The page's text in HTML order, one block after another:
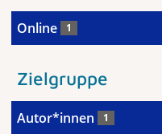
Online 1
Zielgruppe
Autor*innen 1